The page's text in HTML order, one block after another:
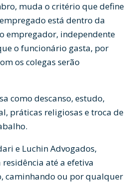
muda o critério que define
está dentro da
empregador, independente
o funcionário gasta, por
os colegas serão
como descanso, estudo,
práticas religiosas e troca de
e Luchin Advogados,
até a efetiva
caminhando ou por qualquer